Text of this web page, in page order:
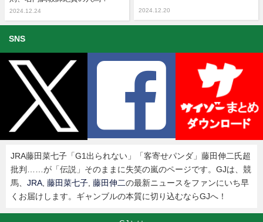
2024.12.24 2024.12.20
SNS
JRA藤田菜七子「G1出られない」「客寄せパンダ」藤田伸二氏超
批判……が「伝説」そのままに失笑の嵐のページです。GJは、競
馬、 JRA 藤田菜七子 藤田伸二の最新ニュースをファンにいち早
くお届けします。ギャンブルの本質に切り込むならGJへ！